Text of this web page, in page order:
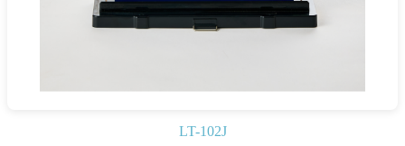
LT-102J